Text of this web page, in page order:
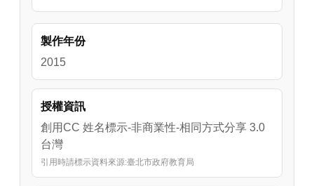
製作年份
2015
授權資訊
創用CC 姓名標示-非商業性-相同方式分享 3.0
台灣
引用時請標示資料來源:臺北市政府教育局